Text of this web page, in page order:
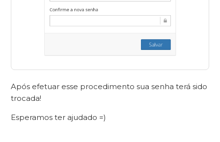
Após efetuar esse procedimento sua senha terá sido
trocada!
Esperamos ter ajudado =)